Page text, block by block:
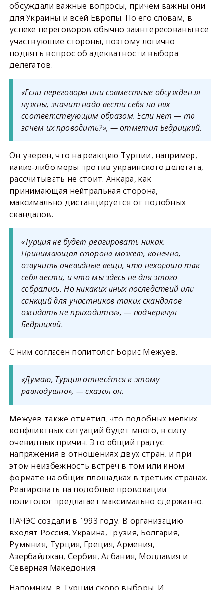
обсуждали важные вопросы, причём важны они
для Украины и всей Европы. По его словам, в
успехе переговоров обычно заинтересованы все
участвующие стороны, поэтому логично
поднять вопрос об адекватности выбора
делегатов.
«Если переговоры или совместные обсуждения
нужны, значит надо вести себя на них
соответствующим образом. Если нет — то
зачем их проводить?», — отметил Бедрицкий.
Он уверен, что на реакцию Турции, например,
какие-либо меры против украинского делегата,
рассчитывать не стоит. Анкара, как
принимающая нейтральная сторона,
максимально дистанцируется от подобных
скандалов.
«Турция не будет реагировать никак.
Принимающая сторона может, конечно,
озвучить очевидные вещи, что нехорошо так
себя вести, и что мы здесь не для этого
собрались. Но никаких иных последствий или
санкций для участников таких скандалов
ожидать не приходится», — подчеркнул
Бедрицкий.
С ним согласен политолог Борис Межуев.
«Думаю, Турция отнесётся к этому
равнодушно», — сказал он.
Межуев также отметил, что подобных мелких
конфликтных ситуаций будет много, в силу
очевидных причин. Это общий градус
напряжения в отношениях двух стран, и при
этом неизбежность встреч в том или ином
формате на общих площадках в третьих странах.
Реагировать на подобные провокации
политолог предлагает максимально сдержанно.
ПАЧЭС создали в 1993 году. В организацию
входят Россия, Украина, Грузия, Болгария,
Румыния, Турция, Греция, Армения,
Азербайджан, Сербия, Албания, Молдавия и
Северная Македония.
Напомним, в Турции скоро выборы. И